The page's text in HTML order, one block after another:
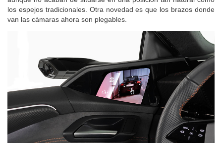
los espejos tradicionales. Otra novedad es que los brazos donde
van las cámaras ahora son plegables.